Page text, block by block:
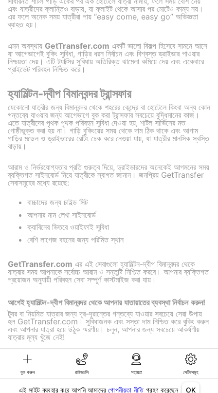
বুক করুন রাইডগুলি সহায়তা সেটিংসমূহ
এই সাইট ব্যবহার করে আপনি আমাদেরগোপনীয়তা নীতিগ্রহণ করেছেন OK
এবং যাত্রীদের ক্লান্তিও বাড়ায়, যা ফ্লাইট থেকে আসার পর মোটেও কাম্য নয়।
এর ফলে অনেক সময় যাত্রীরা পায় “easy come, easy go” অভিজ্ঞতা
ব্যাহত হয়।
এমন অবস্থায় GetTransfer.com একটি ভালো বিকল্প হিসেবে সামনে আসে
যা আগেভাগেই বুকিং সুবিধা, গাড়ির ধরন নির্বাচন এবং বিশ্বস্ত ড্রাইভার পাওয়ার
নিশ্চয়তা দেয়। এটি ট্যাক্সির সুবিধায় অতিরিক্ত ঝামেলা কমিয়ে দেয় এবং একেবারে
প্রাইভেট পরিবহন নিশ্চিত করে।
হ্যামিল্টন-দ্বীপ বিমানবন্দর ট্রান্সফার
যেকোনো যাত্রীর জন্য বিমানবন্দর থেকে শহরের কেন্দ্রে বা হোটেলে কিংবা অন্য কোন
গন্তব্যে যাওয়ার জন্য আগেভাগে বুক করা ট্রান্সফার সবচেয়ে বুদ্ধিমানের কাজ।
এতে যাত্রীদের পৃথক পৃথক পরিবহন সুবিধা দেওয়া হয়, শাটল সার্ভিসের মত
গোষ্ঠীভুক্ত করা হয় না। গাড়ি বুকিংয়ের সময় থেকে দাম ঠিক থাকে এবং আগাম
গাড়ির মডেল ও ড্রাইভারের রেটিং চেক করে নেওয়া যায়, যা যাত্রীর মানসিক স্বস্তি
বাড়ায়।
আরাম ও নির্ভরযোগ্যতার প্রতি গুরুত্ব দিয়ে, ড্রাইভারদের অনেকেই আগমনের সময়
ব্যক্তিগত সাইনবোর্ড নিয়ে যাত্রীকে স্বাগত জানান। জনপ্রিয় GetTransfer
সেবাসমূহের মধ্যে রয়েছে:
বাচ্চাদের জন্য চাইল্ড সিট
আপনার নাম লেখা সাইনবোর্ড
ক্যাবিনের ভিতরে ওয়াইফাই সুবিধা
বেশি লাগেজ বহনের জন্য পরিমিত স্থান
GetTransfer.com এর এই সেবাগুলো হ্যামিল্টন-দ্বীপ বিমানবন্দর থেকে
যাত্রার সময় আপনাকে সর্বোচ্চ আরাম ও সন্তুষ্টি নিশ্চিত করবে। আপনার ব্যক্তিগত
প্রয়োজন অনুযায়ী পরিবহন সেবা সম্পূর্ণ কাস্টমাইজ করা যায়।
আগেই হ্যামিল্টন-দ্বীপ বিমানবন্দর থেকে আপনার যাতায়াতের ব্যবস্থা নির্বাচন করুন!
ট্যুর বা নিয়মিত যাত্রার জন্য দূর-দূরান্তের গন্তব্যে যাওয়ার সবচেয়ে সেরা উপায়
হল GetTransfer.com। সুবিধাজনক এবং সস্তা দাম নিশ্চিত করে বুকিং করুন
এবং আপনার যাত্রা হয়ে উঠুক স্মরণীয়। চলুন, আপনার জন্য সবচেয়ে আকর্ষণীয়
যাত্রার মূল্য খুঁজে নেই!
©KG GLOBAL LIMITED. GetTransfer® is trademark of KG GLOBAL LIMITED.